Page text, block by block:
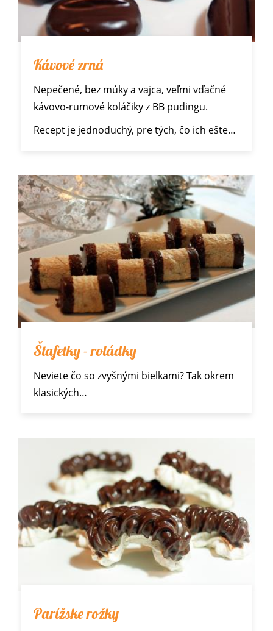
Kávové zrná
Nepečené, bez múky a vajca, veľmi vďačné
kávovo-rumové koláčiky z BB pudingu.
Recept je jednoduchý, pre tých, čo ich ešte…
Štafetky - roládky
Neviete čo so zvyšnými bielkami? Tak okrem
klasických…
Parížske rožky